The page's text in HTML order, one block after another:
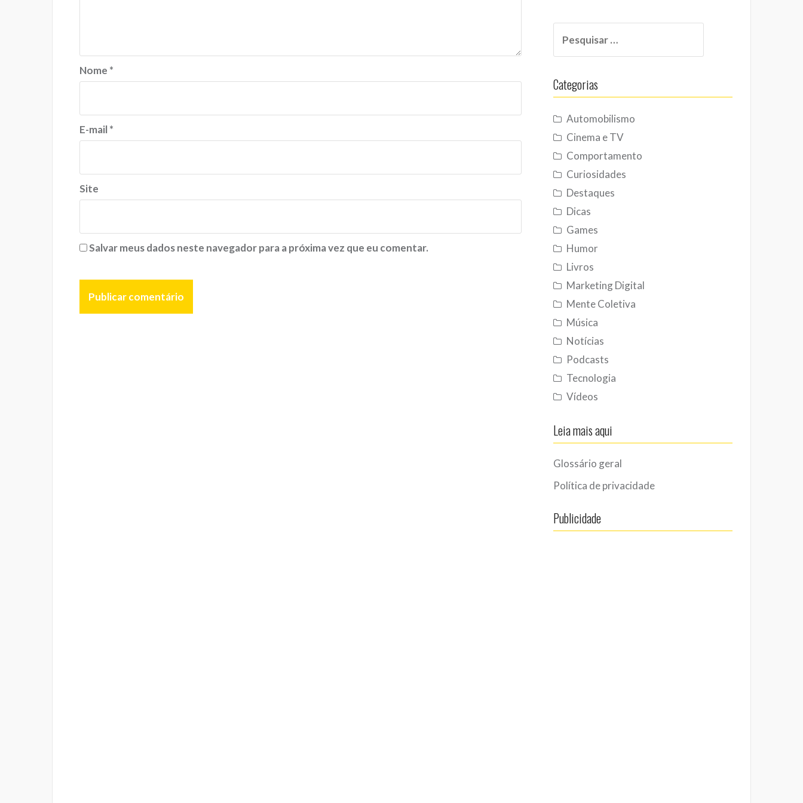
Nome *
E-mail*
Site
Salvar meus dados neste navegador para a próxima vez que eu comentar.
por:
Categorias
Automobilismo
Cinema e TV
Comportamento
Curiosidades
Destaques
Dicas
Games
Humor
Livros
Marketing Digital
Mente Coletiva
Música
Notícias
Podcasts
Tecnologia
Vídeos
Leia mais aqui
Glossário geral
Política de privacidade
Publicidade